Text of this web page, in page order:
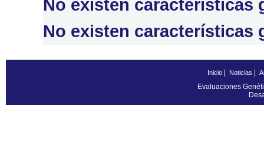
No existen características
No existen características
Inicio| Noticias
Evaluaciones